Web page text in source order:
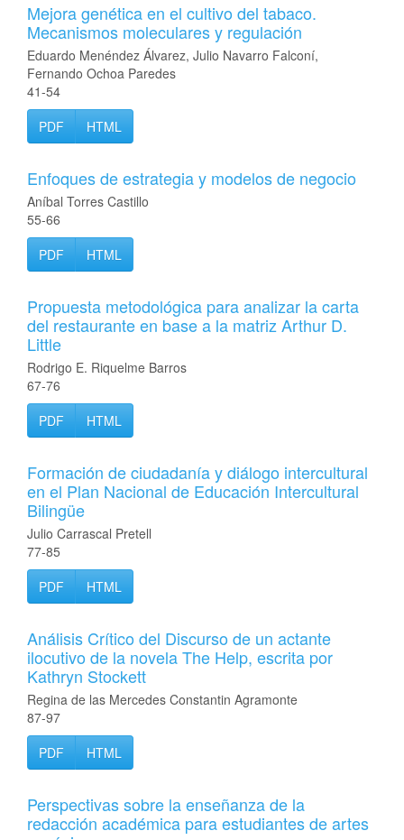
Mejora genética en el cultivo del tabaco.
Mecanismos moleculares y regulación
Eduardo Menéndez Álvarez, Julio Navarro Falconí,
Fernando Ochoa Paredes
41-54
PDF
HTML
Enfoques de estrategia y modelos de negocio
Aníbal Torres Castillo
55-66
PDF
HTML
Propuesta metodológica para analizar la carta
del restaurante en base a la matriz Arthur D.
Little
Rodrigo E. Riquelme Barros
67-76
PDF
HTML
Formación de ciudadanía y diálogo intercultural
en el Plan Nacional de Educación Intercultural
Bilingüe
Julio Carrascal Pretell
77-85
PDF
HTML
Análisis Crítico del Discurso de un actante
ilocutivo de la novela The Help, escrita por
Kathryn Stockett
Regina de las Mercedes Constantin Agramonte
87-97
PDF
HTML
Perspectivas sobre la enseñanza de la
redacción académica para estudiantes de artes